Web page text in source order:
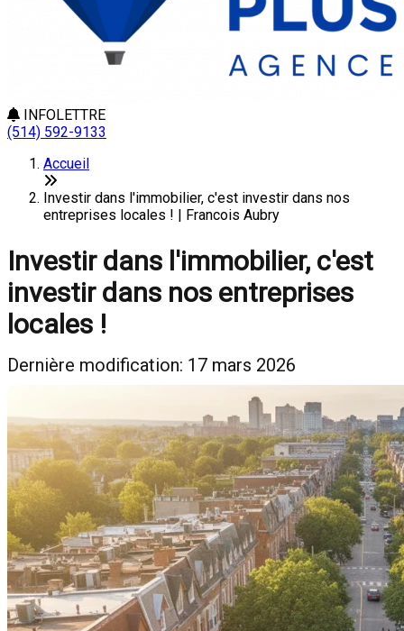
INFOLETTRE
(514) 592-9133
Accueil
Investir dans l'immobilier, c'est investir dans nos
entreprises locales ! | Francois Aubry
Investir dans l'immobilier, c'est
investir dans nos entreprises
locales !
Dernière modification: 17 mars 2026